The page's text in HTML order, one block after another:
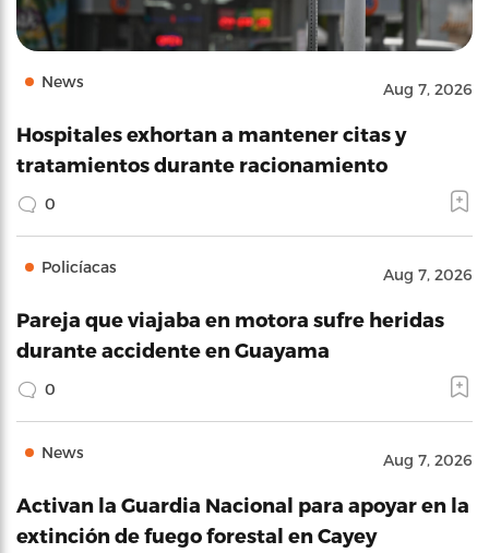
News Aug 7, 2026
Hospitales exhortan a mantener citas y
tratamientos durante racionamiento
0
Policíacas Aug 7, 2026
Pareja que viajaba en motora sufre heridas
durante accidente en Guayama
0
News Aug 7, 2026
Activan la Guardia Nacional para apoyar en la
extinción de fuego forestal en Cayey